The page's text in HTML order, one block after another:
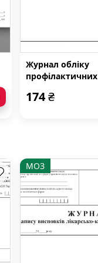
Журнал обліку
174₴
МОЗ